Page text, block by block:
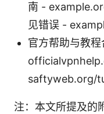
南 -
见错误 -
官方帮助与教
saftyweb.org/
注：本文所提及的